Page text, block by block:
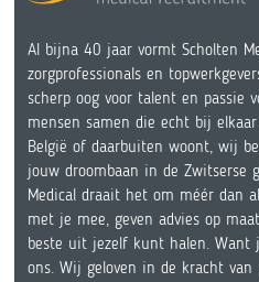
Al bijna 40 jaar vormt Scholten
zorgprofessionals en
scherp oog voor talent en passie
mensen samen die echt bij
België of daarbuiten woont, wij
jouw droombaan in de Zwitserse
Medical draait het om méér dan
met je mee, geven advies op
beste uit jezelf kunt halen. Want
ons. Wij geloven in de kracht van